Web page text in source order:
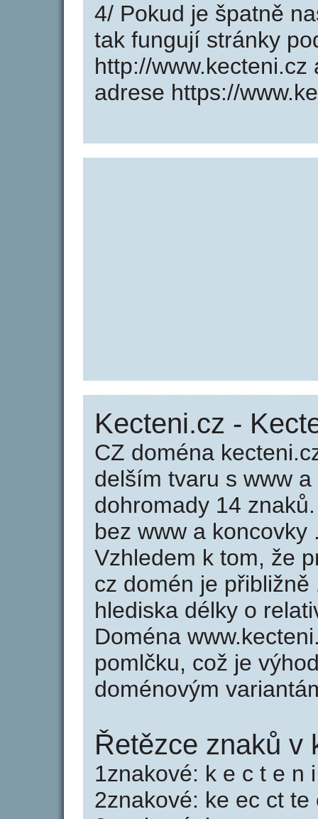
4/ Pokud je špatně
tak fungují stránky
http://
adrese https://
Kecteni.cz -
CZ doména
delším tvaru s www
dohromady 14
bez www a
Vzhledem k tom, že
cz domén je
hlediska délky o
Doména
pomlčku, což je
doménovým
Řetězce znaků v
1znakové: k e c t e n i
2znakové: ke ec ct te